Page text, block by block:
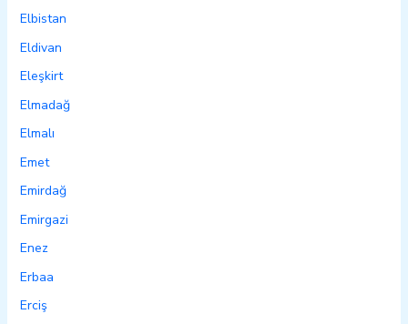
Elbistan
Eldivan
Eleşkirt
Elmadağ
Elmalı
Emet
Emirdağ
Emirgazi
Enez
Erbaa
Erciş